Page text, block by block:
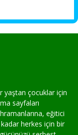
yaştan çocuklar için
sayfaları
eğitici
kadar herkes için bir